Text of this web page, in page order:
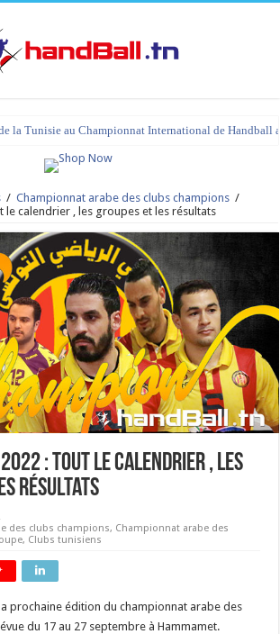
la Tunisie au Championnat International de Handball
Hammamet 2023 : programme et liste des joueurs
/ Championnat arabe des clubs champions /
le calendrier , les groupes et les résultats
2022 : tout le calendrier , les
résultats
des clubs champions, Championnat arabe des
, Clubs tunisiens
prochaine édition du championnat arabe des
du 17 au 27 septembre à Hammamet.